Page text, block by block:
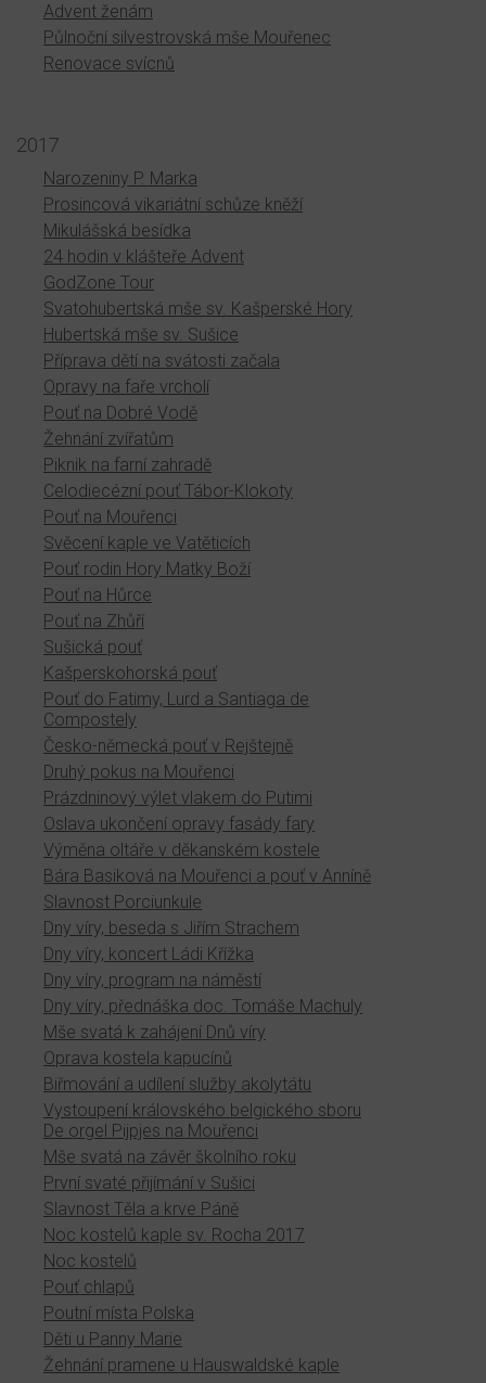
Advent ženám
Půlnoční silvestrovská mše Mouřenec
Renovace svícnů
2017
Narozeniny P. Marka
Prosincová vikariátní schůze kněží
Mikulášská besídka
24 hodin v klášteře Advent
GodZone Tour
Svatohubertská mše sv. Kašperské Hory
Hubertská mše sv. Sušice
Příprava dětí na svátosti začala
Opravy na faře vrcholí
Pouť na Dobré Vodě
Žehnání zvířatům
Piknik na farní zahradě
Celodiecézní pouť Tábor-Klokoty
Pouť na Mouřenci
Svěcení kaple ve Vatěticích
Pouť rodin Hory Matky Boží
Pouť na Hůrce
Pouť na Zhůří
Sušická pouť
Kašperskohorská pouť
Pouť do Fatimy, Lurd a Santiaga de
Compostely
Česko-německá pouť v Rejštejně
Druhý pokus na Mouřenci
Prázdninový výlet vlakem do Putimi
Oslava ukončení opravy fasády fary
Výměna oltáře v děkanském kostele
Bára Basiková na Mouřenci a pouť v Anníně
Slavnost Porciunkule
Dny víry, beseda s Jiřím Strachem
Dny víry, koncert Ládi Křížka
Dny víry, program na náměstí
Dny víry, přednáška doc. Tomáše Machuly
Mše svatá k zahájení Dnů víry
Oprava kostela kapucínů
Biřmování a udílení služby akolytátu
Vystoupení královského belgického sboru
De orgel Pijpjes na Mouřenci
Mše svatá na závěr školního roku
První svaté přijímání v Sušici
Slavnost Těla a krve Páně
Noc kostelů kaple sv. Rocha 2017
Noc kostelů
Pouť chlapů
Poutní místa Polska
Děti u Panny Marie
Žehnání pramene u Hauswaldské kaple